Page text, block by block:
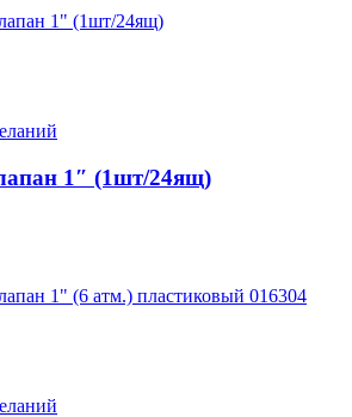
1″ (1шт/24ящ)